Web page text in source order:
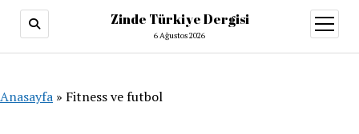
Zinde Türkiye Dergisi
6 Ağustos 2026
aç
Anasayfa » Fitness ve futbol